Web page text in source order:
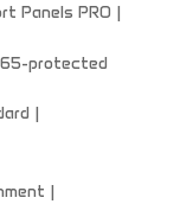
Panels PRO
protected